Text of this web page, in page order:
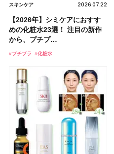
スキンケア 2026.07.22
【2026年】シミケアにおすす
めの化粧水23選！ 注目の新作
から、プチプ…
#プチプラ #化粧水